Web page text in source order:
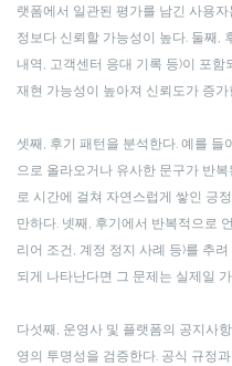
랫폼에서 일관된 평가를 남긴 사용
정보다 신뢰할 가능성이 높다. 둘째,
내역, 고객센터 응대 기록 등)이 포
재현 가능성이 높아져 신뢰도가 증가
셋째, 후기 패턴을 분석한다. 예를 들
으로 올라오거나 유사한 문구가 반
로 시간에 걸쳐 자연스럽게 쌓인 긍
만하다. 넷째, 후기에서 반복적으로
리어 조건, 계정 정지 사례 등)를 추
되게 나타난다면 그 문제는 실제일
다섯째, 운영사 및 플랫폼의 공지사
영의 투명성을 검증한다. 공식 규정